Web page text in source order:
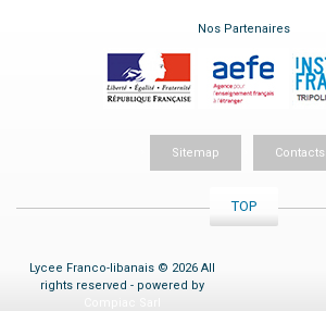
Nos Partenaires
Sitemap Contacts
TOP
Lycee Franco-libanais © 2026 All
rights reserved - powered by